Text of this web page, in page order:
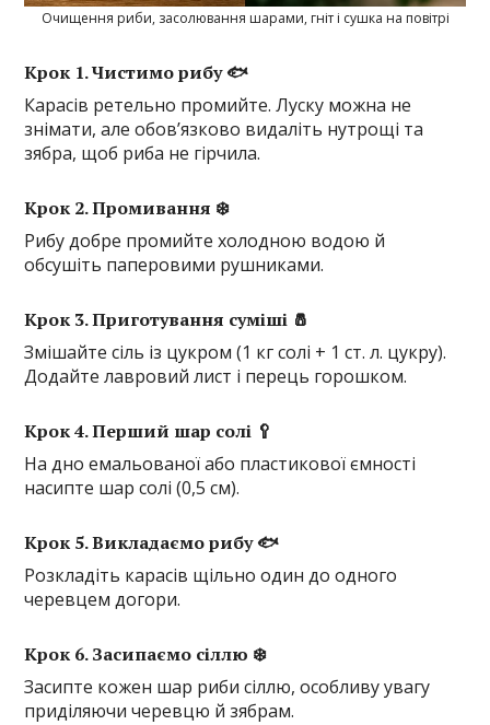
Очищення риби, засолювання шарами, гніт і сушка на повітрі
Крок 1. Чистимо рибу 🐟
Карасів ретельно промийте. Луску можна не
знімати, але обов’язково видаліть нутрощі та
зябра, щоб риба не гірчила.
Крок 2. Промивання ❄️
Рибу добре промийте холодною водою й
обсушіть паперовими рушниками.
Крок 3. Приготування суміші 🧂
Змішайте сіль із цукром (1 кг солі + 1 ст. л. цукру).
Додайте лавровий лист і перець горошком.
Крок 4. Перший шар солі 🥄
На дно емальованої або пластикової ємності
насипте шар солі (0,5 см).
Крок 5. Викладаємо рибу 🐟
Розкладіть карасів щільно один до одного
черевцем догори.
Крок 6. Засипаємо сіллю ❄️
Засипте кожен шар риби сіллю, особливу увагу
приділяючи черевцю й зябрам.